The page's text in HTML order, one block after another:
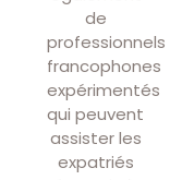
de
professionnels
francophones
expérimentés
qui peuvent
assister les
expatriés